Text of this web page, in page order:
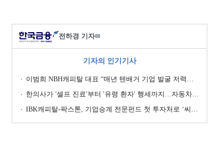
전하경 기자✉
기자의 인기기사
이범희 NBH캐피탈 대표 “매년 텐배거 기업 발굴 저력…올해 ROE 20% 목표”
한의사가 '셀프 진료'부터 '유령 환자' 행세까지…자동차보험 악용 심각 [경상환자 8주룰 도입 초읽기]
IBK캐피탈-팍스톤, 기업승계 전문펀드 첫 투자처로 ‘씨엠디기술단’ 낙점 [캐피탈사 돋보기]